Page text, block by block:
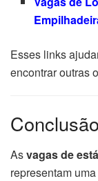
Esses links
encontrar outras
Conclusão
Asvagas de
representam